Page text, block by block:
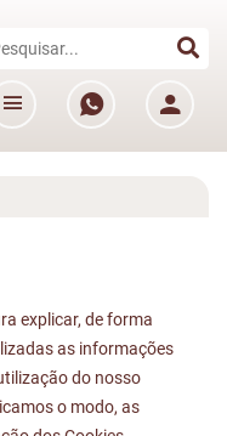
explicar, de forma
as informações
do nosso
o modo, as